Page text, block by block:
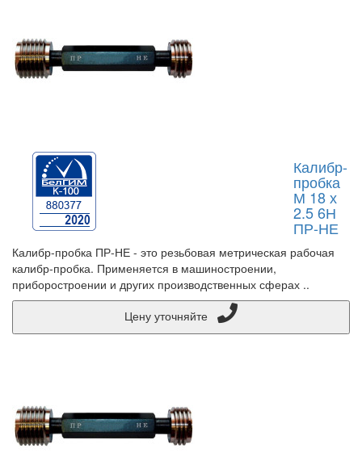
Калибр-
пробка
М 18 х
2.5 6Н
ПР-НЕ
Калибр-пробка ПР-НЕ - это резьбовая метрическая рабочая
калибр-пробка. Применяется в машиностроении,
приборостроении и других производственных сферах ..